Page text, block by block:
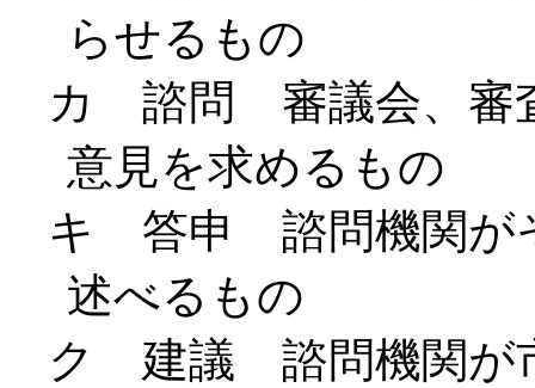
らせるもの
カ 諮問 審議会、審
意見を求めるもの
キ 答申 諮問機関が
述べるもの
ク 建議 諮問機関が